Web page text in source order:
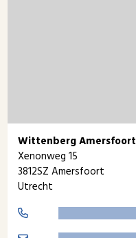
Wittenberg Amersfoort
Xenonweg 15
3812SZ Amersfoort
Utrecht